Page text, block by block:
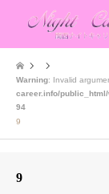
Warning: Invalid
career.info/
94
9
9